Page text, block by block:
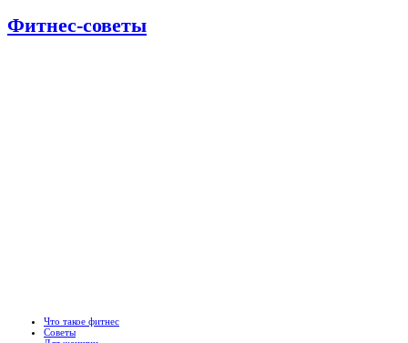
Фитнес-советы
Что такое фитнес
Советы